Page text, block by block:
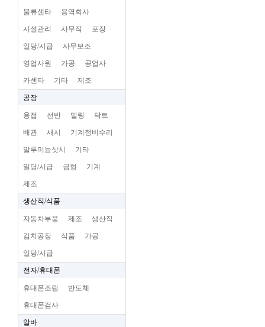
물류센타 용역회사
시설관리 사무직 포장
일당/시급 사무보조
영업사원 가공 공업사
카센타 기타 제조
공장
용접 선반 밀링 닥트
배관 새시 기계정비수리
알루미늄삿시 기타
일당/시급 금형 기계
제조
생산직/식품
자동차부품 제조 생산직
김치공장 식품 가공
일당/시급
전자/휴대폰
휴대폰조립 반도체
휴대폰검사
알바